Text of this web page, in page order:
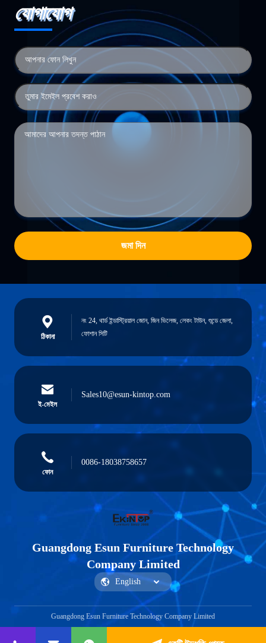
যোগাযোগ
জমা দিন
ঠিকানা
নং 24, থার্ড ইন্ডাস্ট্রিয়াল জোন, জিন ভিলেজ, লেকং টাউন, শুন্ডে জেলা,
ফোশান সিটি
ই-মেইল
Sales10@esun-kintop.com
ফোন
0086-18038758657
Guangdong Esun Furniture Technology
Company Limited
Guangdong Esun Furniture Technology Company Limited